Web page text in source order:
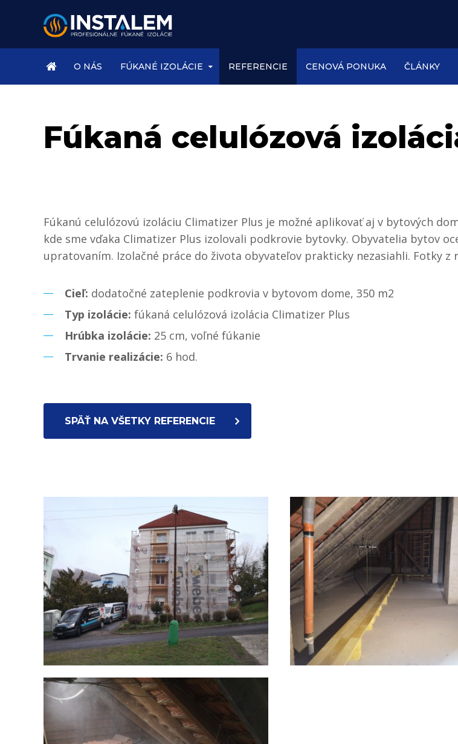
ÚVOD O NÁS FÚKANÉ IZOLÁCIE REFERENCIE CENOVÁ PONUKA ČLÁNKY
Fúkaná celulózová
Fúkanú celulózovú izoláciu Climatizer Plus je možné aplikovať aj v bytových
kde sme vďaka Climatizer Plus izolovali podkrovie bytovky. Obyvatelia bytov
upratovaním. Izolačné práce do života obyvateľov prakticky nezasiahli. Fotky z
Cieľ: dodatočné zateplenie podkrovia v bytovom dome, 350 m2
Typ izolácie: fúkaná celulózová izolácia Climatizer Plus
Hrúbka izolácie: 25 cm, voľné fúkanie
Trvanie realizácie: 6 hod.
SPÄŤ NA VŠETKY REFERENCIE